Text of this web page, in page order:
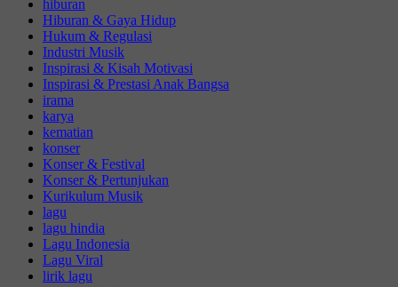
hiburan
Hiburan & Gaya Hidup
Hukum & Regulasi
Industri Musik
Inspirasi & Kisah Motivasi
Inspirasi & Prestasi Anak Bangsa
irama
karya
kematian
konser
Konser & Festival
Konser & Pertunjukan
Kurikulum Musik
lagu
lagu hindia
Lagu Indonesia
Lagu Viral
lirik lagu